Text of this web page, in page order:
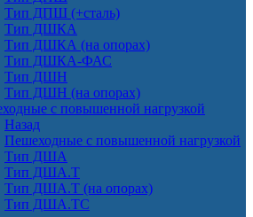
Тип ДПШ (+сталь)
Тип ДШКА
Тип ДШКА (на опорах)
Тип ДШКА-ФАС
Тип ДШН
Тип ДШН (на опорах)
с повышенной нагрузкой
Назад
Пешеходные с повышенной нагрузкой
Тип ДША
Тип ДША.Т
Тип ДША.Т (на опорах)
Тип ДША.ТС